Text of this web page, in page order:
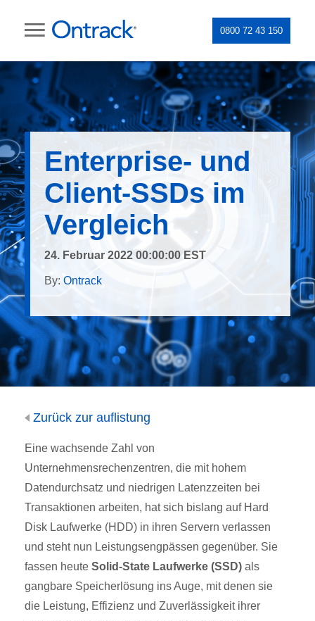
0800 72 43 150
Enterprise- und
Client-SSDs im
Vergleich
24. Februar 2022 00:00:00 EST
By: Ontrack
Zurück zur auflistung
Eine wachsende Zahl von
Unternehmensrechenzentren, die mit hohem
Datendurchsatz und niedrigen Latenzzeiten bei
Transaktionen arbeiten, hat sich bislang auf Hard
Disk Laufwerke (HDD) in ihren Servern verlassen
und steht nun Leistungsengpässen gegenüber. Sie
fassen heute Solid-State Laufwerke (SSD) als
gangbare Speicherlösung ins Auge, mit denen sie
die Leistung, Effizienz und Zuverlässigkeit ihrer